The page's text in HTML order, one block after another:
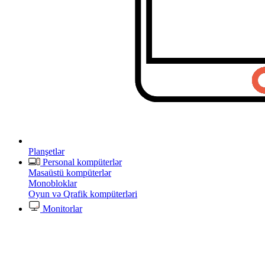
Planşetlər
Personal kompüterlər
Masaüstü kompüterlər
Monobloklar
Oyun və Qrafik kompüterləri
Monitorlar